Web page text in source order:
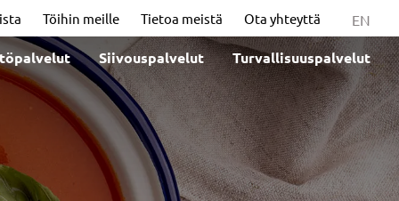
EN
Siivouspalvelut Turvallisuuspalvelut
Töihin meille Tietoa meistä Ota yhteyttä